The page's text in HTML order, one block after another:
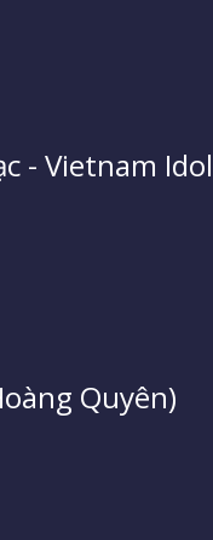
- Vietnam
Quyên)